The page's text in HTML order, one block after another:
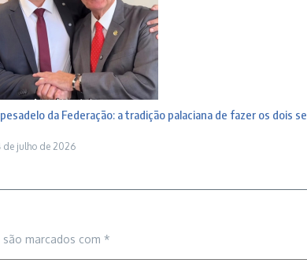
da Federação: a tradição palaciana de fazer os dois se
de julho de 2026
marcados com *